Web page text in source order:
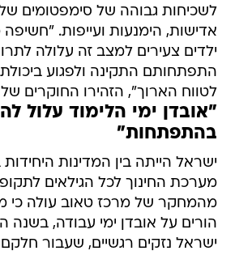
לשכיחות גבוהה של סימפטומים של
אדישות, הימנעות ועייפות.
ילדים צעירים למצב זה עלולה
התפתחותם התקינה ולפגוע
לטווח הארוך", הזהירו החוקרים
"אובדן ימי הלימוד עלול
בהתפתחות"
ישראל הייתה בין המדינות
מערכת החינוך לכל הגילאים
מהמחקר של מרכז טאוב עולה כי
הורים על אובדן ימי עבודה, בשנה
ישראל נזקים רגשיים, שעבור